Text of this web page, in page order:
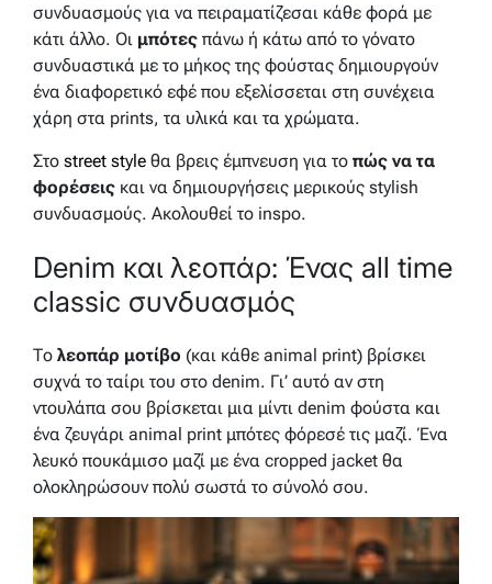
συνδυασμούς για να πειραματίζεσαι κάθε φορά με
κάτι άλλο. Οι μπότες πάνω ή κάτω από το γόνατο
συνδυαστικά με το μήκος της φούστας δημιουργούν
ένα διαφορετικό εφέ που εξελίσσεται στη συνέχεια
χάρη στα prints, τα υλικά και τα χρώματα.
Στο street style θα βρεις έμπνευση για το πώς να τα
φορέσεις και να δημιουργήσεις μερικούς stylish
συνδυασμούς. Ακολουθεί το inspo.
Denim και λεοπάρ: Ένας all time
classic συνδυασμός
Το λεοπάρ μοτίβο (και κάθε animal print) βρίσκει
συχνά το ταίρι του στο denim. Γι’ αυτό αν στη
ντουλάπα σου βρίσκεται μια μίντι denim φούστα και
ένα ζευγάρι animal print μπότες φόρεσέ τις μαζί. Ένα
λευκό πουκάμισο μαζί με ένα cropped jacket θα
ολοκληρώσουν πολύ σωστά το σύνολό σου.